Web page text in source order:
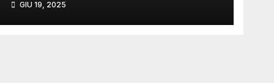
TRICOLORE AI CAMPIONATI
DEL MONDO DI SARAGOZZA
GIU 19, 2025